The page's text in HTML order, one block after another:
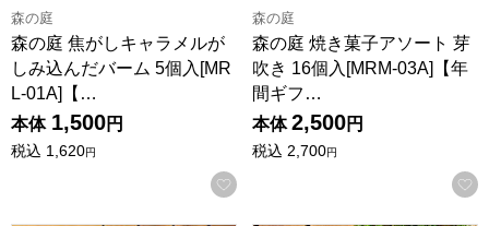
森の庭
森の庭 焦がしキャラメルが
しみ込んだバーム 5個入[MR
L-01A]【…
本体 1,500円
税込 1,620円
お気に入りに登録する
森の庭
森の庭 焼き菓子アソート 芽
吹き 16個入[MRM-03A]【年
間ギフ…
本体 2,500円
税込 2,700円